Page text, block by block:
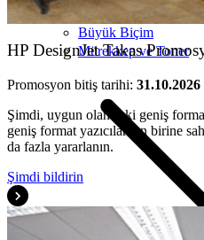
Tarayıcılar
Büyük Biçim
Mürekkep ve Toner
HP DesignJet Takas
Promosyon bitiş tarihi: 31.10.2026
Şimdi, uygun olan eski geniş
geniş format yazıcılardan birine
da fazla yararlanın.
Şimdi bildirin